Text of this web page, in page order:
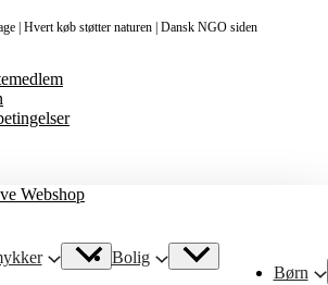
| Hvert køb støtter naturen | Dansk NGO siden
Bolig
Børn